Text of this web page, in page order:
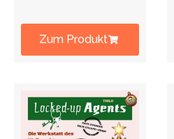
Zum Produkt